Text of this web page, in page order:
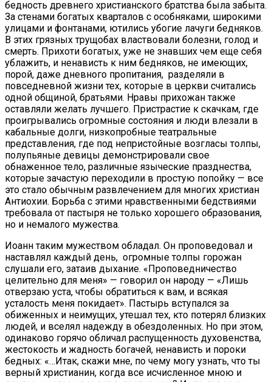
бедность древнего христианского братства была забыта.
За стенами богатых кварталов с особняками, широкими
улицами и фонтанами, ютились убогие лачуги бедняков.
В этих грязных трущобах властвовали болезни, голод и
смерть. Прихоти богатых, уже не знавших чем еще себя
ублажить, и ненависть к ним бедняков, не имеющих,
порой, даже дневного пропитания, разделяли в
повседневной жизни тех, которые в церкви считались
одной общиной, братьями. Нравы прихожан также
оставляли желать лучшего. Пристрастие к скачкам, где
проигрывались огромные состояния и люди влезали в
кабальные долги, низкопробные театральные
представления, где под непристойные возгласы толпы,
полупьяные девицы демонстрировали свое
обнаженное тело, различные языческие празднества,
которые зачастую переходили в простую попойку — все
это стало обычным развлечением для многих христиан
Антиохии. Борьба с этими нравственными бедствиями
требовала от пастыря не только хорошего образования,
но и немалого мужества.
Иоанн таким мужеством обладал. Он проповедовал и
наставлял каждый день, огромные толпы горожан
слушали его, затаив дыхание. «Проповедничество
целительно для меня» — говорил он народу — «Лишь
отверзаю уста, чтобы обратиться к вам, и всякая
усталость меня покидает». Пастырь вступался за
обиженных и неимущих, утешал тех, кто потерял близких
людей, и вселял надежду в обездоленных. Но при этом,
одинаково горячо обличал распущенность духовенства,
жестокость и жадность богачей, ненависть и пороки
бедных: «…Итак, скажи мне, по чему могу узнать, что ты
верный христианин, когда все исчисленное мною и